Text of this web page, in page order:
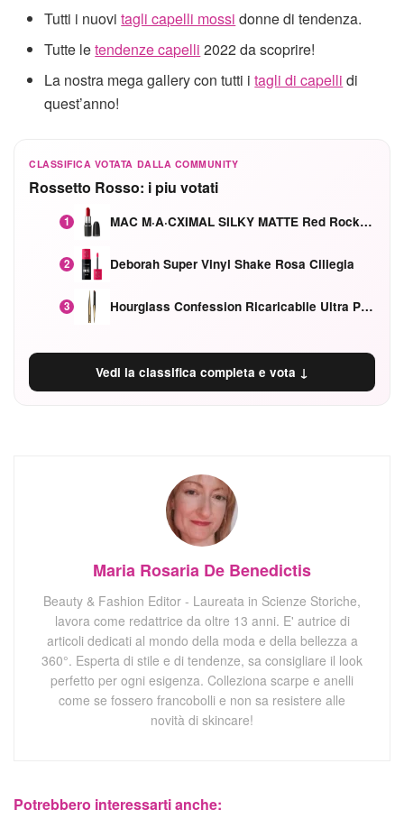
Tutti i nuovitagli capelli mossi donne di tendenza.
Tutte letendenze capelli 2022 da scoprire!
La nostra mega gallery con tutti itagli di capelli di
quest’anno!
CLASSIFICA VOTATA DALLA COMMUNITY
Rossetto Rosso: i piu votati
1 MAC M·A·CXIMAL SILKY MATTE Red Rock mat
2 Deborah Super Vinyl Shake Rosa Ciliegia
3 Hourglass Confession Ricaricabile Ultra Preciso Ad Alta Intensità Secretly Classic Red
Vedi la classifica completa e vota ↓
Maria Rosaria De Benedictis
Beauty & Fashion Editor - Laureata in Scienze Storiche,
lavora come redattrice da oltre 13 anni. E' autrice di
articoli dedicati al mondo della moda e della bellezza a
360°. Esperta di stile e di tendenze, sa consigliare il look
perfetto per ogni esigenza. Colleziona scarpe e anelli
come se fossero francobolli e non sa resistere alle
novità di skincare!
Potrebbero interessarti anche: